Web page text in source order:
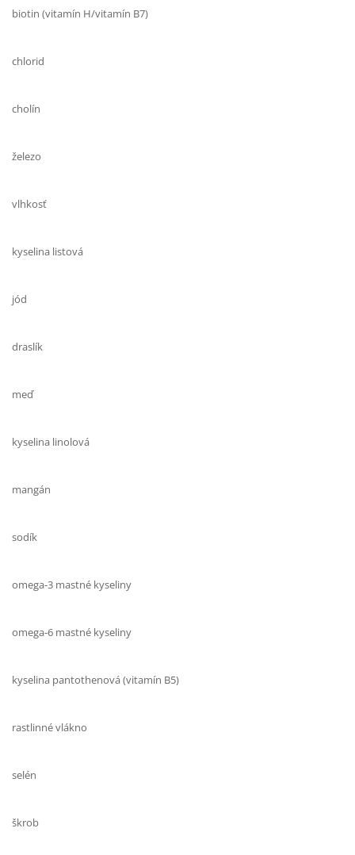
biotin (vitamín H/vitamín B7)
chlorid
cholín
železo
vlhkosť
kyselina listová
jód
draslík
meď
kyselina linolová
mangán
sodík
omega-3 mastné kyseliny
omega-6 mastné kyseliny
kyselina pantothenová (vitamín B5)
rastlinné vlákno
selén
škrob